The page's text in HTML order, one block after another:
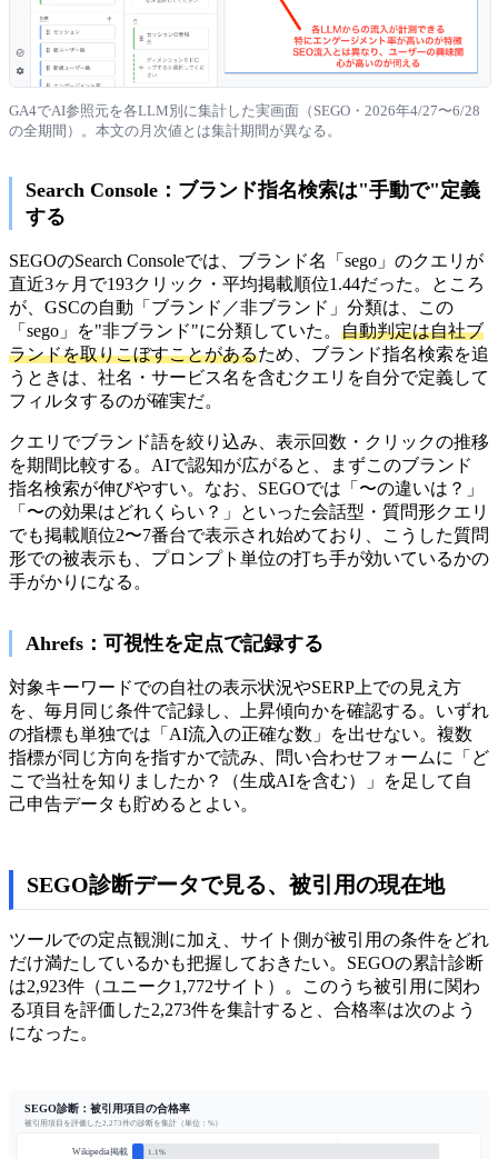
GA4でAI参照元を各LLM別に集計した実画面（SEGO・2026年4/27〜6/28
の全期間）。本文の月次値とは集計期間が異なる。
Search Console：ブランド指名検索は"手動で"定義
する
SEGOのSearch Consoleでは、ブランド名「sego」のクエリが
直近3ヶ月で193クリック・平均掲載順位1.44だった。ところ
が、GSCの自動「ブランド／非ブランド」分類は、この
「sego」を"非ブランド"に分類していた。 自動判定は自社ブ
ランドを取りこぼすことがあるため、ブランド指名検索を追
うときは、社名・サービス名を含むクエリを自分で定義して
フィルタするのが確実だ。
クエリでブランド語を絞り込み、表示回数・クリックの推移
を期間比較する。AIで認知が広がると、まずこのブランド
指名検索が伸びやすい。なお、SEGOでは「〜の違いは？」
「〜の効果はどれくらい？」といった会話型・質問形クエリ
でも掲載順位2〜7番台で表示され始めており、こうした質問
形での被表示も、プロンプト単位の打ち手が効いているかの
手がかりになる。
Ahrefs：可視性を定点で記録する
対象キーワードでの自社の表示状況やSERP上での見え方
を、毎月同じ条件で記録し、上昇傾向かを確認する。いずれ
の指標も単独では「AI流入の正確な数」を出せない。複数
指標が同じ方向を指すかで読み、問い合わせフォームに「ど
こで当社を知りましたか？（生成AIを含む）」を足して自
己申告データも貯めるとよい。
SEGO診断データで見る、被引用の現在地
ツールでの定点観測に加え、サイト側が被引用の条件をどれ
だけ満たしているかも把握しておきたい。SEGOの累計診断
は2,923件（ユニーク1,772サイト）。このうち被引用に関わ
る項目を評価した2,273件を集計すると、合格率は次のよう
になった。
SEGO診断：被引用項目の合格率
被引用項目を評価した2,273件の診断を集計（単位：%）
Wikipedia掲載 1.1%